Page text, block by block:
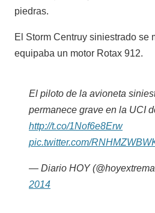
piedras.
El Storm Centruy siniestrado se
equipaba un motor Rotax 912.
El piloto de la avioneta
permanece grave en la UCI
http://t.co/1Nof6e8Erw
pic.twitter.com/
— Diario HOY
2014